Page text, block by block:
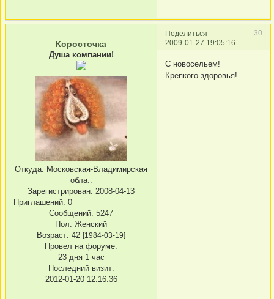
Поделиться
30
2009-01-27 19:05:16
Коросточка
Душа компании!
Откуда: Московская-Владимирская
обла..
Зарегистрирован: 2008-04-13
Приглашений: 0
Сообщений: 5247
Пол: Женский
Возраст: 42 [1984-03-19]
Провел на форуме:
23 дня 1 час
Последний визит:
2012-01-20 12:16:36
С новосельем!
Крепкого здоровья!